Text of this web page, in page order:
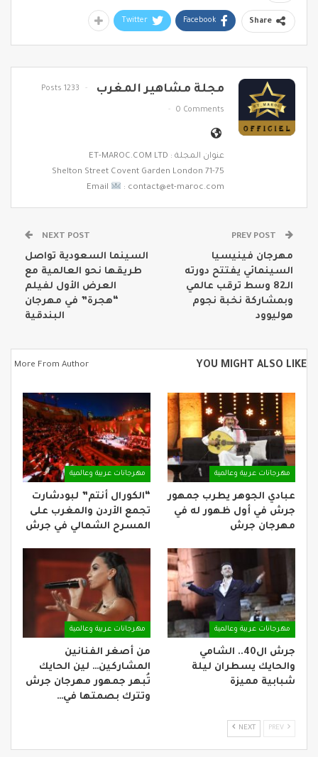
Share
Facebook
Twitter
مجلة مشاهير المغرب 1233 Posts
0 Comments
عنوان المجلة : ET-MAROC.COM LTD
71-75 Shelton Street Covent Garden London
Email
: contact@et-maroc.com
مهرجان فينيسيا
السينمائي يفتتح دورته
الـ82 وسط ترقب عالمي
وبمشاركة نخبة نجوم
هوليوود
NEXT POST
السينما السعودية تواصل
طريقها نحو العالمية مع
العرض الأول لفيلم
“هجرة” في مهرجان
البندقية
YOU MIGHT ALSO LIKE
More From Author
مهرجانات عربية وعالمية
عبادي الجوهر يطرب جمهور
جرش في أول ظهور له في
مهرجان جرش
مهرجانات عربية وعالمية
“الكورال أنتم” لبودشارت
تجمع الأردن والمغرب على
المسرح الشمالي في جرش
مهرجانات عربية وعالمية
جرش ال40.. الشامي
والحايك يسطران ليلة
شبابية مميزة
مهرجانات عربية وعالمية
من أصغر الفنانين
المشاركين… لين الحايك
تُبهر جمهور مهرجان جرش
وتترك بصمتها في…
NEXT